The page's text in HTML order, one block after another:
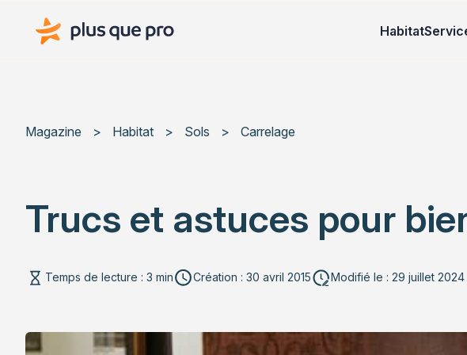
Plus que pro Mag'
Habitat
Magazine > Habitat > Sols > Carrelage
Trucs et astuces pour
Temps de lecture : 3 min Création : 30 avril 2015 Modifié le : 29 juillet 2024